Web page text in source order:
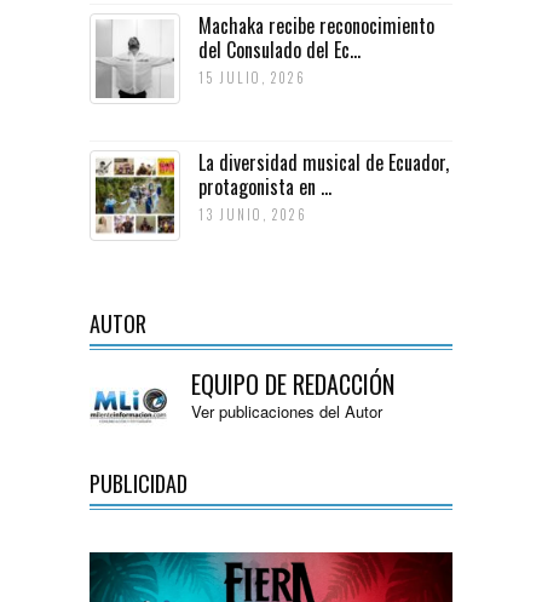
Machaka recibe reconocimiento
del Consulado del Ec...
15 JULIO, 2026
La diversidad musical de Ecuador,
protagonista en ...
13 JUNIO, 2026
AUTOR
EQUIPO DE REDACCIÓN
Ver publicaciones del Autor
PUBLICIDAD